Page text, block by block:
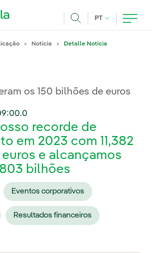
PT IDIOMA ATUAL,
Notícia Detalle Notícia
os 150 bilhões de euros
recorde de
em 2023 com 11,382
e alcançamos
bilhões
Eventos corporativos
Resultados financeiros